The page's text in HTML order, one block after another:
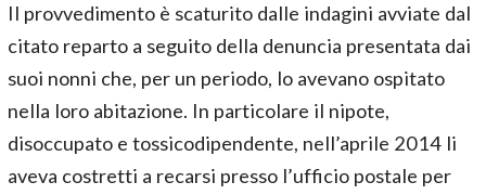
Il provvedimento è scaturito dalle indagini avviate dal
citato reparto a seguito della denuncia presentata dai
suoi nonni che, per un periodo, lo avevano ospitato
nella loro abitazione. In particolare il nipote,
disoccupato e tossicodipendente, nell’aprile 2014 li
aveva costretti a recarsi presso l’ufficio postale per